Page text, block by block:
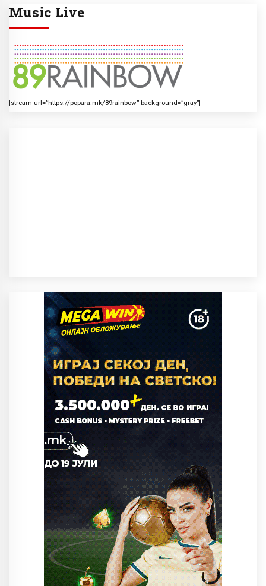
Music Live
[stream url=”https://popara.mk/89rainbow” background=”gray”]